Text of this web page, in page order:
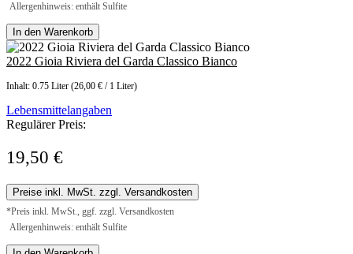
Allergenhinweis: enthält Sulfite
In den Warenkorb
2022 Gioia Riviera del Garda Classico Bianco
Inhalt: 0.75 Liter (26,00 € / 1 Liter)
Lebensmittelangaben
Regulärer Preis:
19,50 €
Preise inkl. MwSt. zzgl. Versandkosten
*Preis inkl. MwSt., ggf. zzgl. Versandkosten
Allergenhinweis: enthält Sulfite